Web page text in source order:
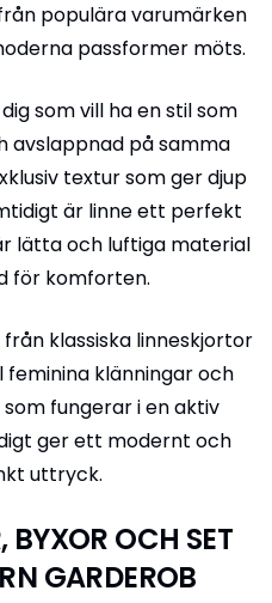
populära varumärken
passformer möts.
som vill ha en stil som
avslappnad på samma
textur som ger djup
är linne ett perfekt
lätta och luftiga material
för komforten.
klassiska linneskjortor
klänningar och
fungerar i en aktiv
ger ett modernt och
uttryck.
BYXOR OCH SET
GARDEROB